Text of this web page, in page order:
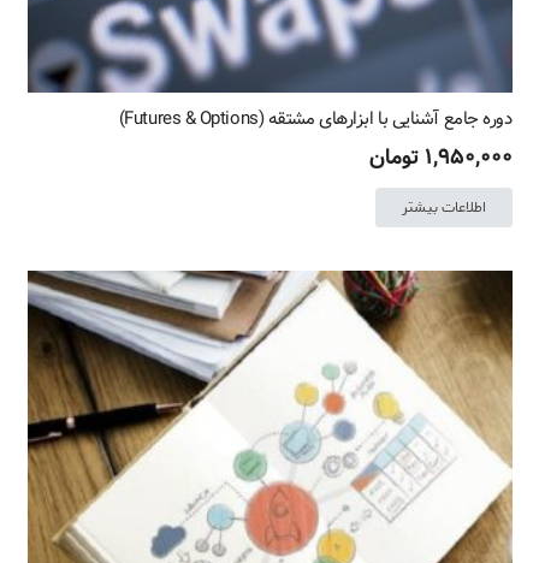
دوره جامع آشنایی با ابزارهای مشتقه (Futures & Options)
۱,۹۵۰,۰۰۰ تومان
اطلاعات بیشتر